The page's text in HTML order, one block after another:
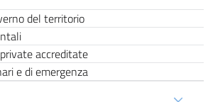
del territorio
accreditate
e di emergenza